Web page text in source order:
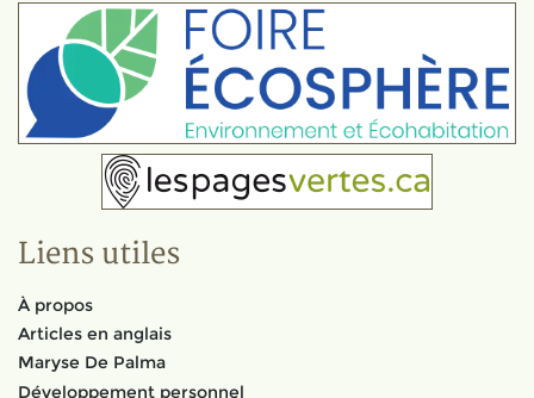
Liens utiles
À propos
Articles en anglais
Maryse De Palma
Développement personnel